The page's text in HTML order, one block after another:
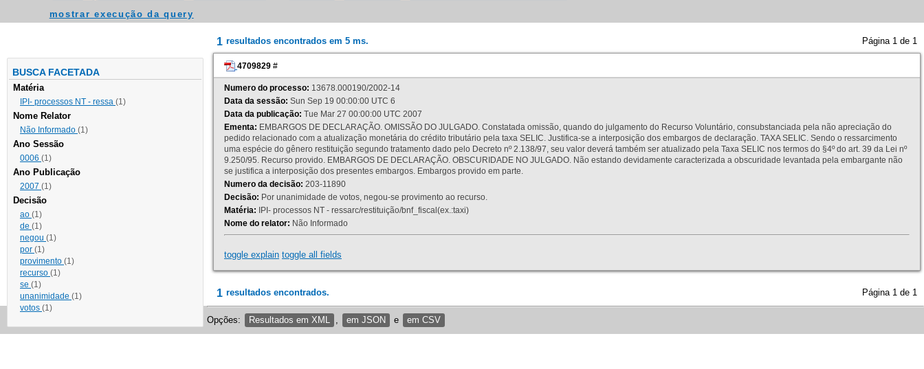
mostrar execução da query
BUSCA FACETADA
Matéria
IPI- processos NT - ressa (1)
Nome Relator
Não Informado (1)
Ano Sessão
0006 (1)
Ano Publicação
2007 (1)
Decisão
ao (1)
de (1)
negou (1)
por (1)
provimento (1)
recurso (1)
se (1)
unanimidade (1)
votos (1)
1 resultados encontrados em 5 ms. Página 1 de 1
4709829 #
Numero do processo: 13678.000190/2002-14
Data da sessão: Sun Sep 19 00:00:00 UTC 6
Data da publicação: Tue Mar 27 00:00:00 UTC 2007
Ementa: EMBARGOS DE DECLARAÇÃO. OMISSÃO DO JULGADO. Constatada omissão, quando do julgamento do Recurso Voluntário, consubstanciada pela não apreciação do
pedido relacionado com a atualização monetária do crédito tributário pela taxa SELIC. Justifica-se a interposição dos embargos de declaração. TAXA SELIC. Sendo o ressarcimento
uma espécie do gênero restituição segundo tratamento dado pelo Decreto nº 2.138/97, seu valor deverá também ser atualizado pela Taxa SELIC nos termos do §4º do art. 39 da Lei nº
9.250/95. Recurso provido. EMBARGOS DE DECLARAÇÃO. OBSCURIDADE NO JULGADO. Não estando devidamente caracterizada a obscuridade levantada pela embargante não
se justifica a interposição dos presentes embargos. Embargos provido em parte.
Numero da decisão: 203-11890
Decisão: Por unanimidade de votos, negou-se provimento ao recurso.
Matéria: IPI- processos NT - ressarc/restituição/bnf_fiscal(ex.:taxi)
Nome do relator: Não Informado
toggle explain toggle all fields
1 resultados encontrados. Página 1 de 1
Opções: Resultados em XML em JSON e em CSV